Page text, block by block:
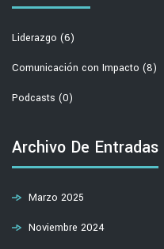
Liderazgo (6)
Comunicación con Impacto (8)
Podcasts (0)
Archivo De Entradas
Marzo 2025
Noviembre 2024